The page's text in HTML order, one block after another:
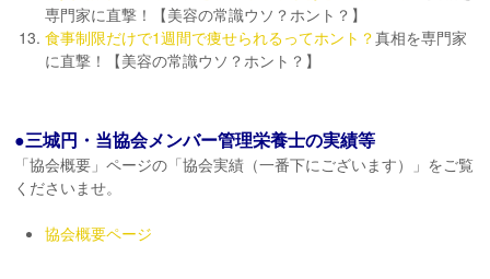
専門家に直撃！【美容の常識ウソ？ホント？】
食事制限だけで1週間で痩せられるってホント？真相を専門家
に直撃！【美容の常識ウソ？ホント？】
●三城円・当協会メンバー管理栄養士の実績等
「協会概要」ページの「協会実績（一番下にございます）」をご覧
くださいませ。
協会概要ページ